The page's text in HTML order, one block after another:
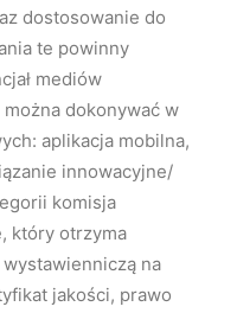
dostosowanie do
te powinny
mediów
można dokonywać w
aplikacja mobilna,
innowacyjne/
komisja
który otrzyma
na
jakości, prawo